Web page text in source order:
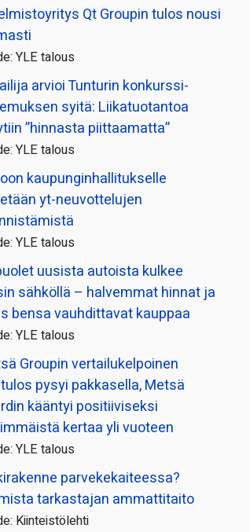
Qt Groupin tulos nousi
YLE talous
arvioi Tunturin konkurssi­
syitä: Liikatuotantoa
”hinnasta piittaamatta”
YLE talous
kaupungin­hallitukselle
yt-neuvottelujen
YLE talous
uusista autoista kulkee
sähköllä – halvemmat hinnat ja
bensa vauhdittavat kauppaa
YLE talous
Groupin vertailu­kelpoinen
pysyi pakkasella, Metsä
kääntyi positiiviseksi
kertaa yli vuoteen
YLE talous
parvekekaiteessa?
tarkastajan ammattitaito
Kiinteistölehti